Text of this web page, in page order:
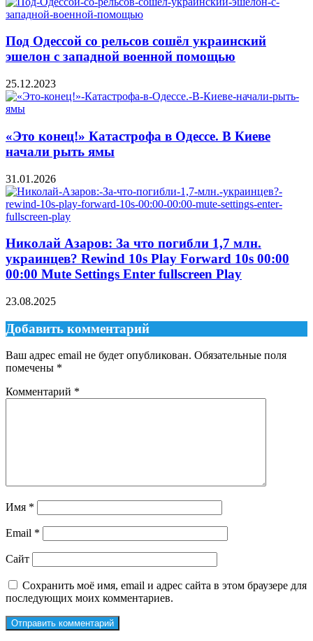
Под Одессой со рельсов сошёл украинский
эшелон с западной военной помощью
25.12.2023
«Это конец!» Катастрофа в Одессе. В Киеве
начали рыть ямы
31.01.2026
Николай Азаров: За что погибли 1,7 млн.
украинцев? Rewind 10s Play Forward 10s 00:00
00:00 Mute Settings Enter fullscreen Play
23.08.2025
Добавить комментарий
Ваш адрес email не будет опубликован. Обязательные поля
помечены *
Комментарий *
Имя *
Email *
Сайт
Сохранить моё имя, email и адрес сайта в этом браузере для
последующих моих комментариев.